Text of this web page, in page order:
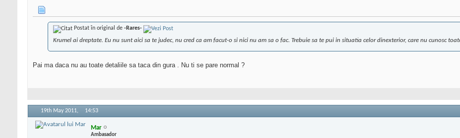
Postat în original de -Rares-
Krumel ai dreptate. Eu nu sunt aici sa te judec, nu cred ca am facut-o si nici nu am sa o fac. Trebuie sa te pui in situatia celor dinexterior, care nu cunosc
Pai ma daca nu au toate detaliile sa taca din gura . Nu ti se pare normal ?
19th May 2011, 14:53
Mar
Ambasador